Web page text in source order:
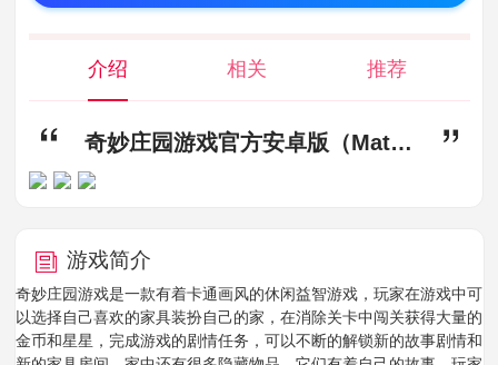
介绍 相关 推荐
奇妙庄园游戏官方安卓版（Matchington） v1.155.0,奇妙庄园游戏下载,奇妙庄园游戏官方安卓版（Matchington）
游戏简介
奇妙庄园游戏是一款有着卡通画风的休闲益智游戏，玩家在游戏中可
以选择自己喜欢的家具装扮自己的家，在消除关卡中闯关获得大量的
金币和星星，完成游戏的剧情任务，可以不断的解锁新的故事剧情和